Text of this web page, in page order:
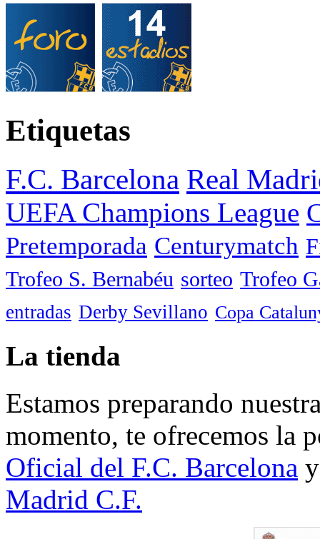
Etiquetas
F.C. Barcelona Real
UEFA Champions League
Pretemporada Centurymatch
Trofeo S. Bernabéu sorteo Trofeo
entradas Derby Sevillano Copa
La tienda
Estamos preparando
momento, te ofrecemos la
Oficial del F.C. Barcelona
Madrid C.F.